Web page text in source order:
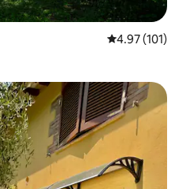
คะแนนเฉลี่ย
4.97 (101)